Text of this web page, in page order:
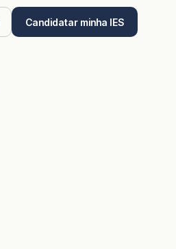
Candidatar minha IES